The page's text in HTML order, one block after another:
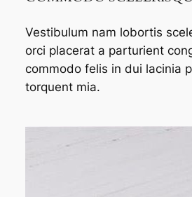
Vestibulum nam lobortis
orci placerat a parturient
commodo felis in dui lacinia
torquent mia.